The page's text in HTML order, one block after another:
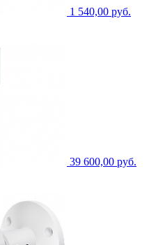
1 540,00 руб.
39 600,00 руб.